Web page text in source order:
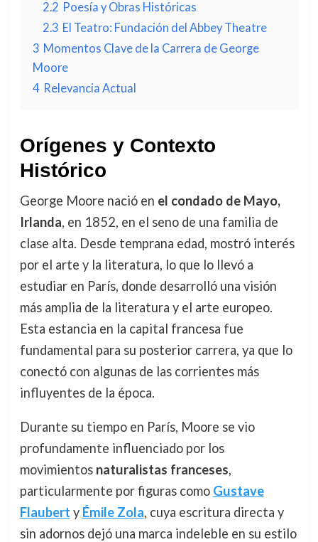
2.2 Poesía y Obras Históricas
2.3 El Teatro: Fundación del Abbey Theatre
3 Momentos Clave de la Carrera de George
Moore
4 Relevancia Actual
Orígenes y Contexto
Histórico
George Moore nació en el condado de Mayo,
Irlanda, en 1852, en el seno de una familia de
clase alta. Desde temprana edad, mostró interés
por el arte y la literatura, lo que lo llevó a
estudiar en París, donde desarrolló una visión
más amplia de la literatura y el arte europeo.
Esta estancia en la capital francesa fue
fundamental para su posterior carrera, ya que lo
conectó con algunas de las corrientes más
influyentes de la época.
Durante su tiempo en París, Moore se vio
profundamente influenciado por los
movimientos naturalistas franceses,
particularmente por figuras como Gustave
Flaubert y Émile Zola, cuya escritura directa y
sin adornos dejó una marca indeleble en su estilo